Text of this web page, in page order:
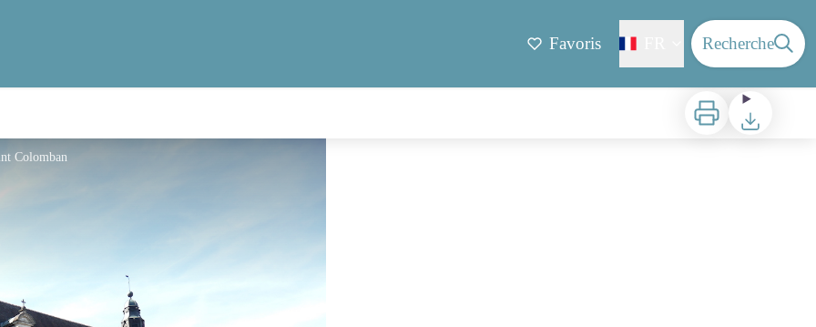
Favoris Recherche
Imprimer Télécharger
Colomban